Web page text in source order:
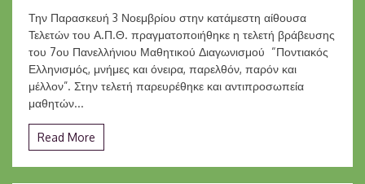
Την Παρασκευή 3 Νοεμβρίου στην κατάμεστη αίθουσα
Τελετών του Α.Π.Θ. πραγματοποιήθηκε η τελετή βράβευσης
του 7ου Πανελλήνιου Μαθητικού Διαγωνισμού “Ποντιακός
Ελληνισμός, μνήμες και όνειρα, παρελθόν, παρόν και
μέλλον”. Στην τελετή παρευρέθηκε και αντιπροσωπεία
μαθητών...
Read More